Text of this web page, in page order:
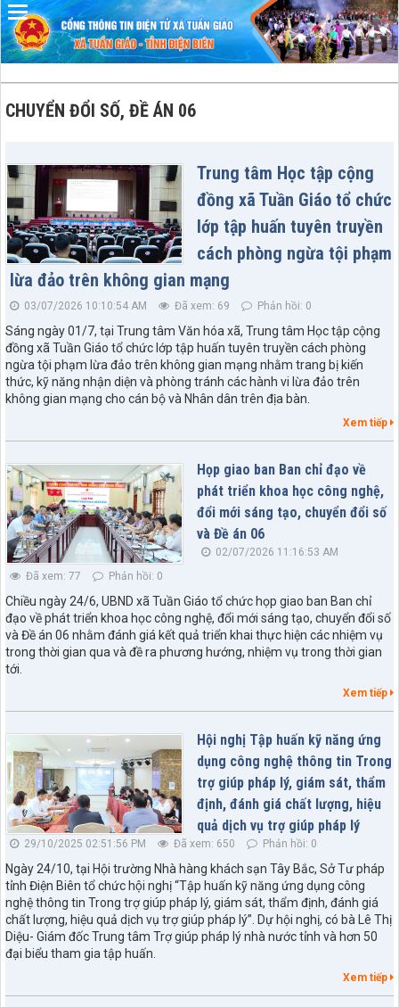
CHUYỂN ĐỔI SỐ, ĐỀ ÁN 06
Trung tâm Học tập cộng
đồng xã Tuần Giáo tổ chức
lớp tập huấn tuyên truyền
cách phòng ngừa tội phạm
lừa đảo trên không gian mạng
03/07/2026 10:10:54 AM Đã xem: 69 Phản hồi: 0
Sáng ngày 01/7, tại Trung tâm Văn hóa xã, Trung tâm Học tập cộng
đồng xã Tuần Giáo tổ chức lớp tập huấn tuyên truyền cách phòng
ngừa tội phạm lừa đảo trên không gian mạng nhằm trang bị kiến
thức, kỹ năng nhận diện và phòng tránh các hành vi lừa đảo trên
không gian mạng cho cán bộ và Nhân dân trên địa bàn.
Xem tiếp
Họp giao ban Ban chỉ đạo về
phát triển khoa học công nghệ,
đổi mới sáng tạo, chuyển đổi số
và Đề án 06
02/07/2026 11:16:53 AM
Đã xem: 77
Phản hồi: 0
Chiều ngày 24/6, UBND xã Tuần Giáo tổ chức họp giao ban Ban chỉ
đạo về phát triển khoa học công nghệ, đổi mới sáng tạo, chuyển đổi số
và Đề án 06 nhằm đánh giá kết quả triển khai thực hiện các nhiệm vụ
trong thời gian qua và đề ra phương hướng, nhiệm vụ trong thời gian
tới.
Xem tiếp
Hội nghị Tập huấn kỹ năng ứng
dụng công nghệ thông tin Trong
trợ giúp pháp lý, giám sát, thẩm
định, đánh giá chất lượng, hiệu
quả dịch vụ trợ giúp pháp lý
29/10/2025 02:51:56 PM Đã xem: 650 Phản hồi: 0
Ngày 24/10, tại Hội trường Nhà hàng khách sạn Tây Bắc, Sở Tư pháp
tỉnh Điện Biên tổ chức hội nghị “Tập huấn kỹ năng ứng dụng công
nghệ thông tin Trong trợ giúp pháp lý, giám sát, thẩm định, đánh giá
chất lượng, hiệu quả dịch vụ trợ giúp pháp lý”. Dự hội nghị, có bà Lê Thị
Diệu- Giám đốc Trung tâm Trợ giúp pháp lý nhà nước tỉnh và hơn 50
đại biểu tham gia tập huấn.
Xem tiếp
Đã kết nối EMC